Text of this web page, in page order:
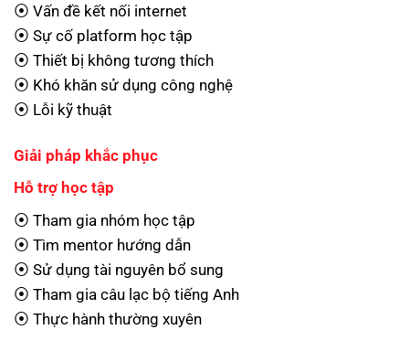
⦿ Vấn đề kết nối internet
⦿ Sự cố platform học tập
⦿ Thiết bị không tương thích
⦿ Khó khăn sử dụng công nghệ
⦿ Lỗi kỹ thuật
Giải pháp khắc phục
Hỗ trợ học tập
⦿ Tham gia nhóm học tập
⦿ Tìm mentor hướng dẫn
⦿ Sử dụng tài nguyên bổ sung
⦿ Tham gia câu lạc bộ tiếng Anh
⦿ Thực hành thường xuyên